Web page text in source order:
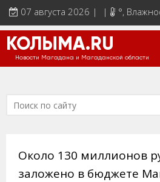
07 августа 2026 | | °,
КОЛЫМА.RU
Новости Магадана и Магаданской области
Около 130 миллионов
заложено в бюджете